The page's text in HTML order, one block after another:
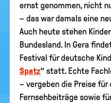
ernst genommen, nicht
– das war damals eine
Auch heute stehen
Bundesland. In Gera
Festival für deutsche
Spatz“ statt. Echte
– vergeben die Preise für
Fernsehbeiträge sowie